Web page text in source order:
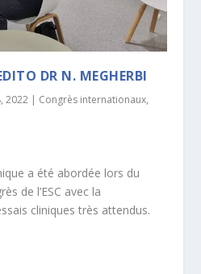
DR N. MEGHERBI
2022 | Congrès internationaux,
a été abordée lors du
de l’ESC avec la
cliniques très attendus.